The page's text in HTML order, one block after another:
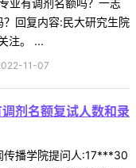
业有调剂名额吗？一志
回复内容:民大研究生院
注。 ...
11-07
剂名额复试人数和录
传播学院提问人:17***30